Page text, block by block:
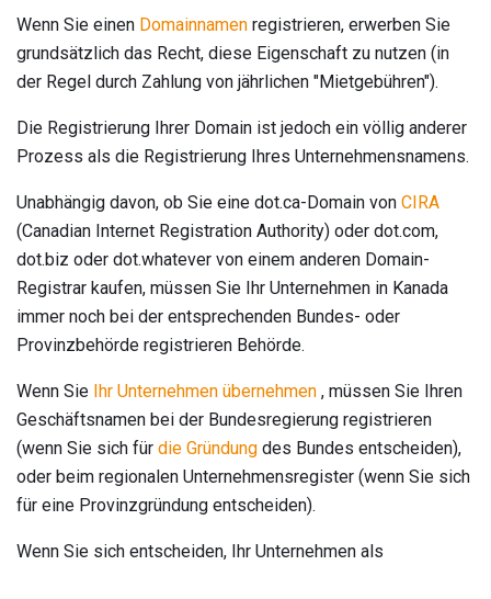
Wenn Sie einen Domainnamen registrieren, erwerben Sie
grundsätzlich das Recht, diese Eigenschaft zu nutzen (in
der Regel durch Zahlung von jährlichen "Mietgebühren").
Die Registrierung Ihrer Domain ist jedoch ein völlig anderer
Prozess als die Registrierung Ihres Unternehmensnamens.
Unabhängig davon, ob Sie eine dot.ca-Domain von CIRA
(Canadian Internet Registration Authority) oder dot.com,
dot.biz oder dot.whatever von einem anderen Domain-
Registrar kaufen, müssen Sie Ihr Unternehmen in Kanada
immer noch bei der entsprechenden Bundes- oder
Provinzbehörde registrieren Behörde.
Wenn Sie Ihr Unternehmen übernehmen , müssen Sie Ihren
Geschäftsnamen bei der Bundesregierung registrieren
(wenn Sie sich für die Gründung des Bundes entscheiden),
oder beim regionalen Unternehmensregister (wenn Sie sich
für eine Provinzgründung entscheiden).
Wenn Sie sich entscheiden, Ihr Unternehmen als